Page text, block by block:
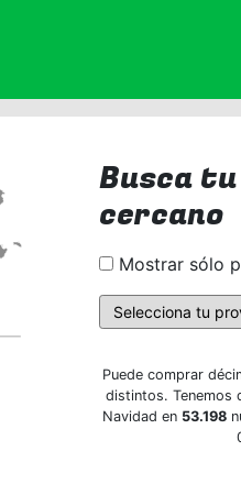
Busca
cercano
Mostrar sólo
Puede comprar
distintos. Tenemos
Navidad en 53.198